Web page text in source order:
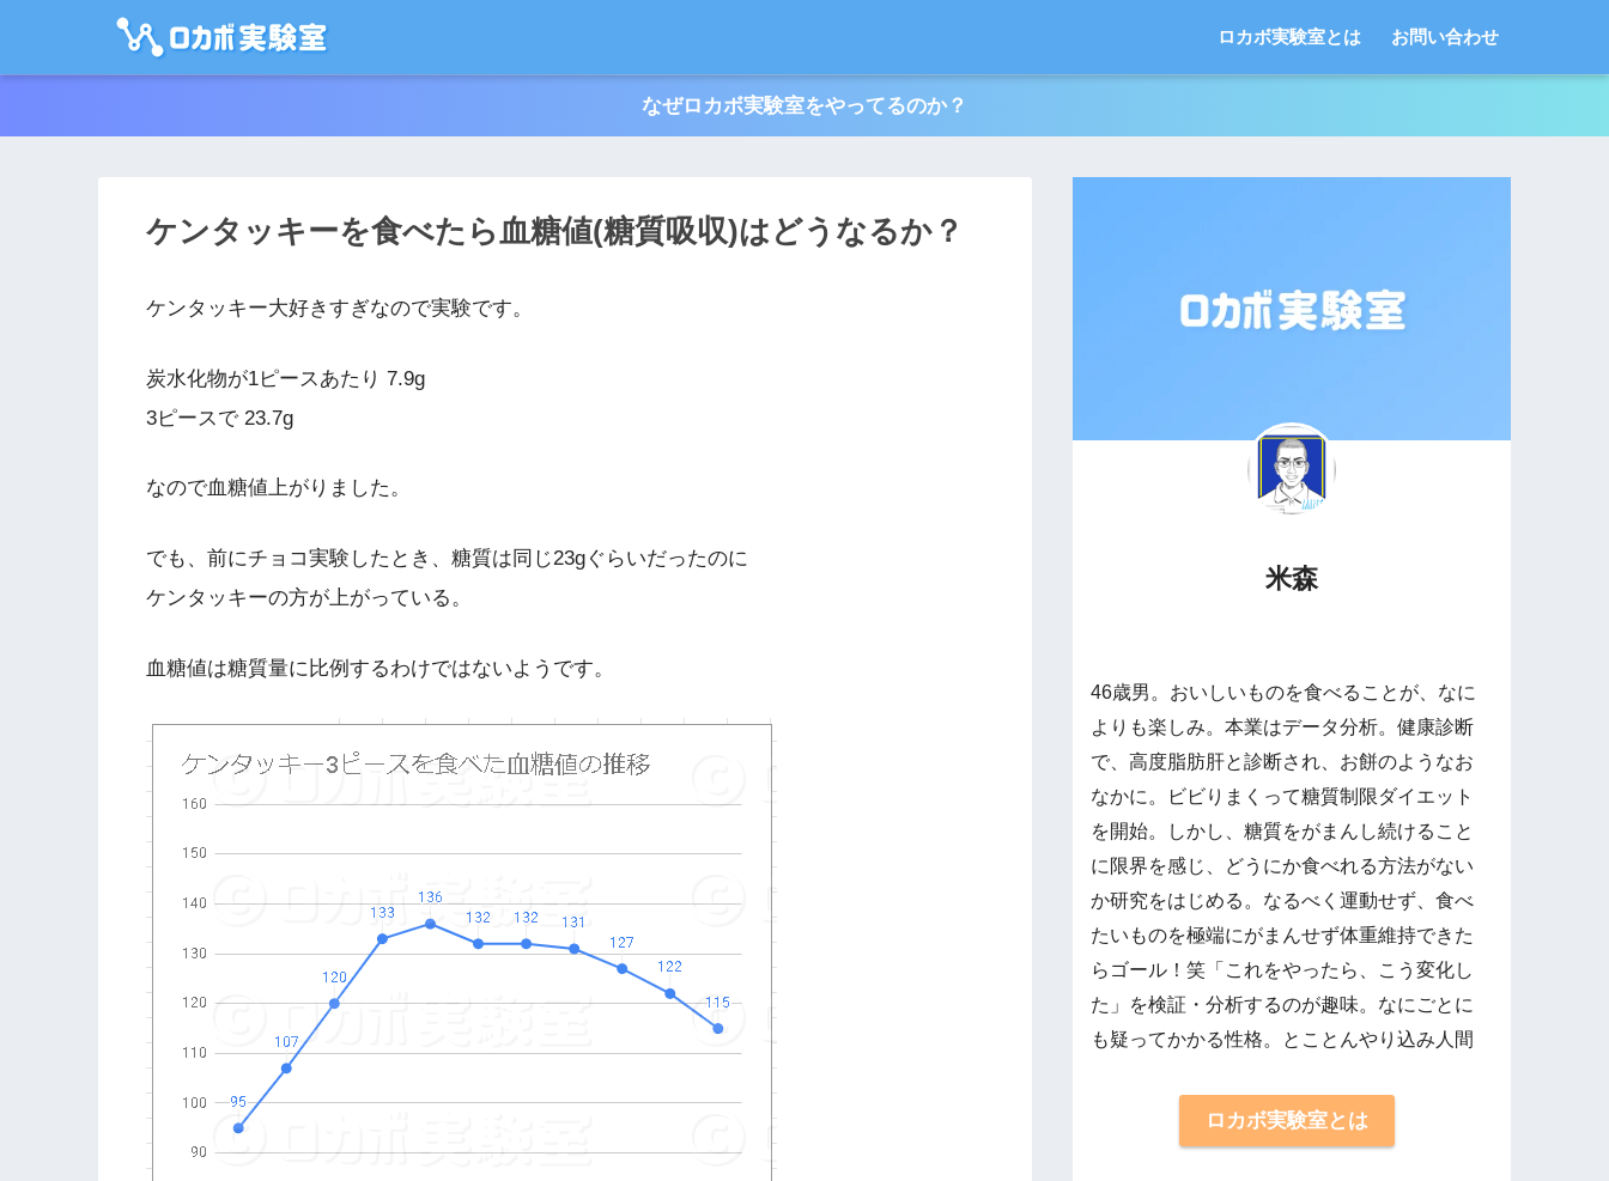
ロカボ実験室とは お問い合わせ
なぜロカボ実験室をやってるのか？
ケンタッキーを食べたら血糖値(糖質吸収)はどうなるか？
ケンタッキー大好きすぎなので実験です。
炭水化物が1ピースあたり 7.9g
3ピースで 23.7g
なので血糖値上がりました。
でも、前にチョコ実験したとき、糖質は同じ23gぐらいだったのに
ケンタッキーの方が上がっている。
血糖値は糖質量に比例するわけではないようです。
米森
46歳男。おいしいものを食べることが、なに
よりも楽しみ。本業はデータ分析。健康診断
で、高度脂肪肝と診断され、お餅のようなお
なかに。ビビりまくって糖質制限ダイエット
を開始。しかし、糖質をがまんし続けること
に限界を感じ、どうにか食べれる方法がない
か研究をはじめる。なるべく運動せず、食べ
たいものを極端にがまんせず体重維持できた
らゴール！笑「これをやったら、こう変化し
た」を検証・分析するのが趣味。なにごとに
も疑ってかかる性格。とことんやり込み人間
ロカボ実験室とは